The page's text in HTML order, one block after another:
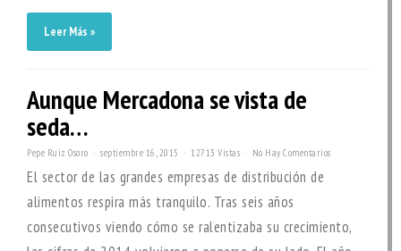
Leer Más »
Aunque Mercadona se vista de
seda…
Pepe Ruiz Osoro septiembre 16, 2015 12713 Vistas No Hay Comentarios
El sector de las grandes empresas de distribución de
alimentos respira más tranquilo. Tras seis años
consecutivos viendo cómo se ralentizaba su crecimiento,